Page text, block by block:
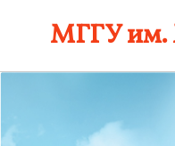
МГГУ им.